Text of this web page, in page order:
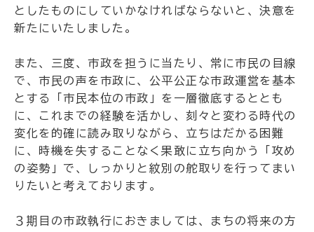
としたものにしていかなければならないと、決意を
新たにいたしました。
また、三度、市政を担うに当たり、常に市民の目線
で、市民の声を市政に、公平公正な市政運営を基本
とする「市民本位の市政」を一層徹底するととも
に、これまでの経験を活かし、刻々と変わる時代の
変化を的確に読み取りながら、立ちはだかる困難
に、時機を失することなく果敢に立ち向かう「攻め
の姿勢」で、しっかりと紋別の舵取りを行ってまい
りたいと考えております。
３期目の市政執行におきましては、まちの将来の方